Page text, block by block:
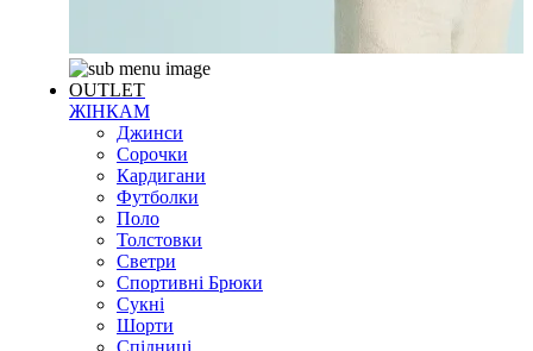
OUTLET
ЖІНКАМ
Джинси
Сорочки
Кардигани
Футболки
Поло
Толстовки
Светри
Спортивні Брюки
Сукні
Шорти
Спідниці